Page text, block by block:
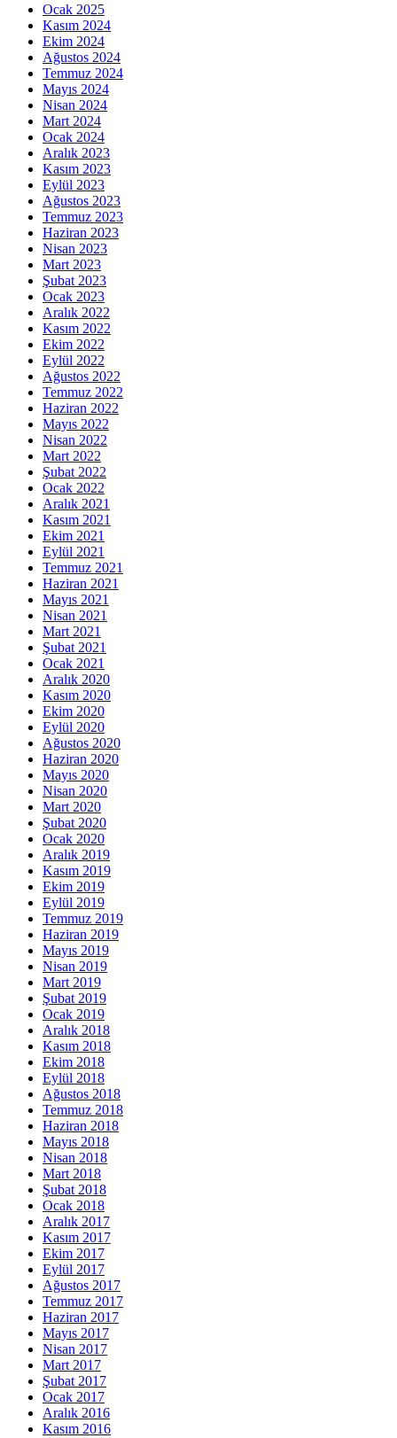
Ocak 2025
Kasım 2024
Ekim 2024
Ağustos 2024
Temmuz 2024
Mayıs 2024
Nisan 2024
Mart 2024
Ocak 2024
Aralık 2023
Kasım 2023
Eylül 2023
Ağustos 2023
Temmuz 2023
Haziran 2023
Nisan 2023
Mart 2023
Şubat 2023
Ocak 2023
Aralık 2022
Kasım 2022
Ekim 2022
Eylül 2022
Ağustos 2022
Temmuz 2022
Haziran 2022
Mayıs 2022
Nisan 2022
Mart 2022
Şubat 2022
Ocak 2022
Aralık 2021
Kasım 2021
Ekim 2021
Eylül 2021
Temmuz 2021
Haziran 2021
Mayıs 2021
Nisan 2021
Mart 2021
Şubat 2021
Ocak 2021
Aralık 2020
Kasım 2020
Ekim 2020
Eylül 2020
Ağustos 2020
Haziran 2020
Mayıs 2020
Nisan 2020
Mart 2020
Şubat 2020
Ocak 2020
Aralık 2019
Kasım 2019
Ekim 2019
Eylül 2019
Temmuz 2019
Haziran 2019
Mayıs 2019
Nisan 2019
Mart 2019
Şubat 2019
Ocak 2019
Aralık 2018
Kasım 2018
Ekim 2018
Eylül 2018
Ağustos 2018
Temmuz 2018
Haziran 2018
Mayıs 2018
Nisan 2018
Mart 2018
Şubat 2018
Ocak 2018
Aralık 2017
Kasım 2017
Ekim 2017
Eylül 2017
Ağustos 2017
Temmuz 2017
Haziran 2017
Mayıs 2017
Nisan 2017
Mart 2017
Şubat 2017
Ocak 2017
Aralık 2016
Kasım 2016